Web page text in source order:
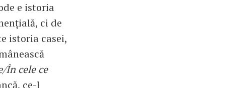
e istoria
ci de
istoria casei,
În cele ce
ce-l